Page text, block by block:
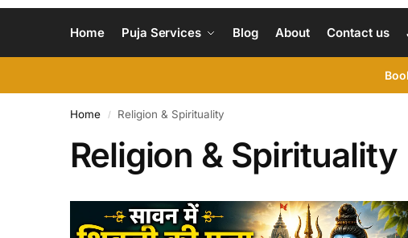
Home Puja Services Blog About Contact us
Home / Religion & Spirituality
Religion & Spirituality